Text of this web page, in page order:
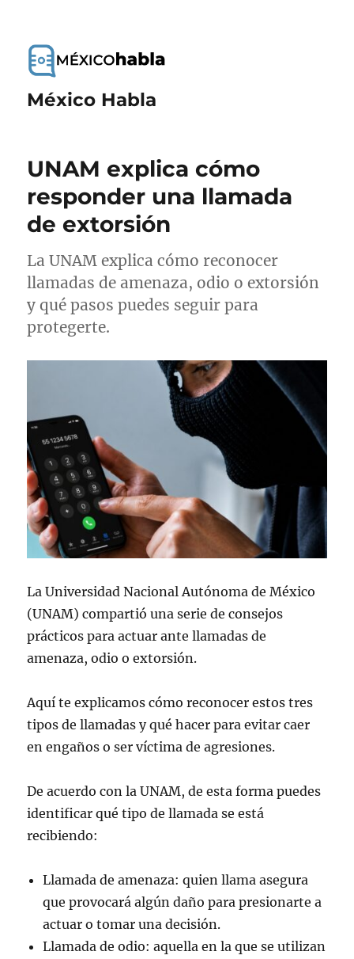
México Habla
UNAM explica cómo
responder una llamada
de extorsión
La UNAM explica cómo reconocer
llamadas de amenaza, odio o extorsión
y qué pasos puedes seguir para
protegerte.
La Universidad Nacional Autónoma de México
(UNAM) compartió una serie de consejos
prácticos para actuar ante llamadas de
amenaza, odio o extorsión.
Aquí te explicamos cómo reconocer estos tres
tipos de llamadas y qué hacer para evitar caer
en engaños o ser víctima de agresiones.
De acuerdo con la UNAM, de esta forma puedes
identificar qué tipo de llamada se está
recibiendo:
Llamada de amenaza: quien llama asegura
que provocará algún daño para presionarte a
actuar o tomar una decisión.
Llamada de odio: aquella en la que se utilizan